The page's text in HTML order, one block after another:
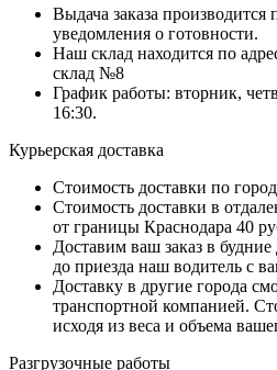
Выдача заказа
уведомления о готовности.
Наш склад находится по
склад №8
График работы: вторник,
16:30.
Курьерская доставка
Стоимость доставки по
Стоимость доставки в
от границы Краснодара 40
Доставим ваш заказ в
до приезда наш водитель с
Доставку в другие города
транспортной компанией.
исходя из веса и объема
Разгрузочные работы